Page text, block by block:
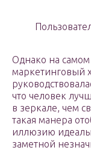
Однако на самом
маркетинговый
что человек
в зеркале, чем
такая манера
иллюзию
заметной